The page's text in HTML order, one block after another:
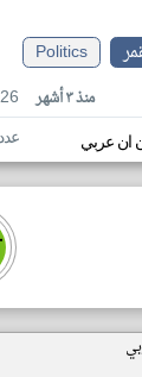
Politics
منذ ٣ أشهر
ان عربي عدد